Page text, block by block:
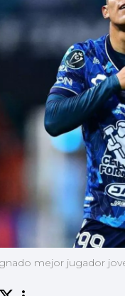
mejor jugador